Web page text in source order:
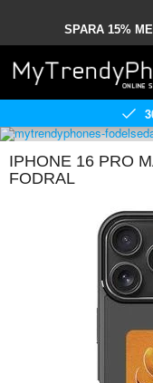
SPARA 15%
IPHONE 16 PRO
FODRAL